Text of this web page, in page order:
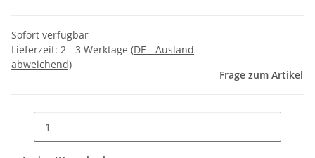
Sofort verfügbar
Lieferzeit: 2 - 3 Werktage (DE - Ausland
abweichend)
Frage zum Artikel